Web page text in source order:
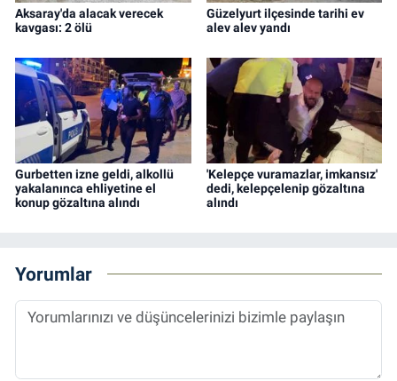
Aksaray'da alacak verecek
kavgası: 2 ölü
Güzelyurt ilçesinde tarihi ev
alev alev yandı
Gurbetten izne geldi, alkollü
yakalanınca ehliyetine el
konup gözaltına alındı
'Kelepçe vuramazlar, imkansız'
dedi, kelepçelenip gözaltına
alındı
Yorumlar